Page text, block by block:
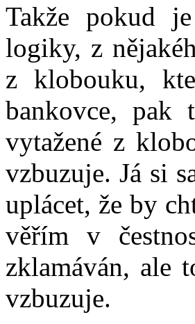
Takže pokud
logiky, z
z klobouku,
bankovce,
vytažené z
vzbuzuje. Já si
uplácet, že by
věřím v
zklamáván, ale
vzbuzuje.